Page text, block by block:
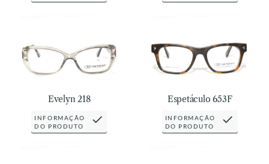
Evelyn 218
INFORMAÇÃO
DO PRODUTO
Espetáculo 653F
INFORMAÇÃO
DO PRODUTO